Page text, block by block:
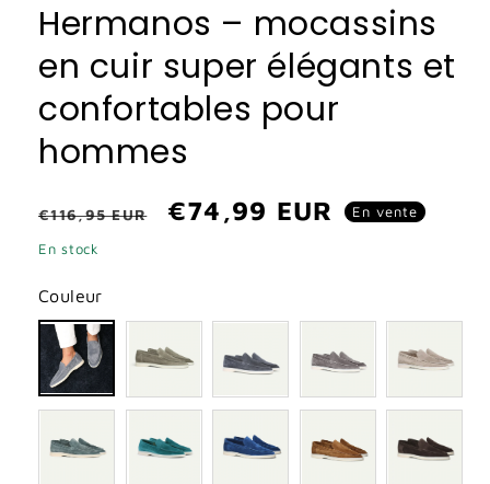
Hermanos – mocassins
en cuir super élégants et
confortables pour
hommes
Prix
habituel
€116,95 EUR
Prix
€74,99 EUR En vente
En stock
Couleur